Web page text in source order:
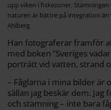
upp viken i fiskezoner.
naturen är bättre på integration än
Ahlberg
Han fotograferar framför
med boken ”Sveriges
porträtt vid vatten, strand
– Fåglarna i mina bilder är
sällan jag beskär dem.
och stämning – inte bara